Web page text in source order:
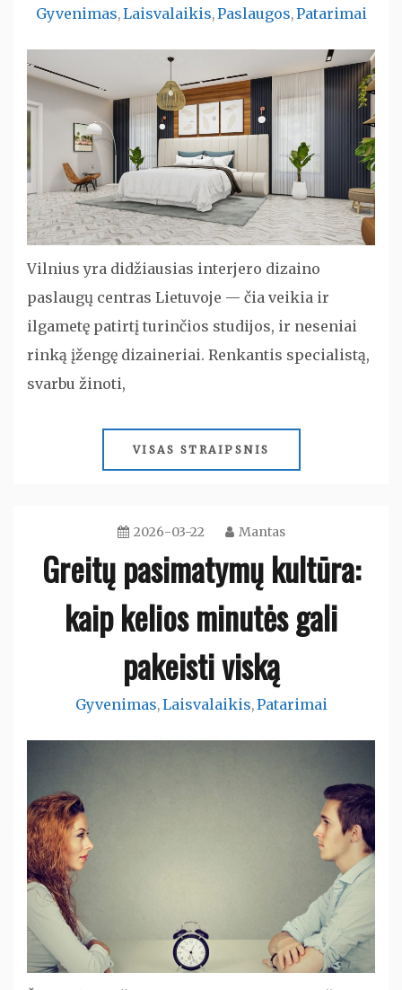
Gyvenimas,Laisvalaikis,Paslaugos,Patarimai
Vilnius yra didžiausias interjero dizaino
paslaugų centras Lietuvoje — čia veikia ir
ilgametę patirtį turinčios studijos, ir neseniai
rinką įžengę dizaineriai. Renkantis specialistą,
svarbu žinoti,
VISAS STRAIPSNIS
2026-03-22 Mantas
Greitų pasimatymų kultūra:
kaip kelios minutės gali
pakeisti viską
Gyvenimas,Laisvalaikis,Patarimai